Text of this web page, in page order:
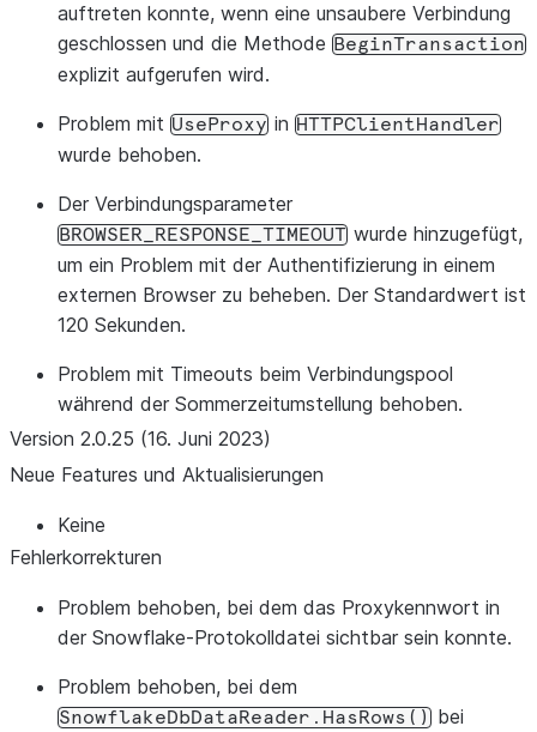
auftreten konnte, wenn eine unsaubere Verbindung
geschlossen und die Methode BeginTransaction
explizit aufgerufen wird.
Problem mit UseProxy in HTTPClientHandler
wurde behoben.
Der Verbindungsparameter
BROWSER_RESPONSE_TIMEOUT wurde hinzugefügt,
um ein Problem mit der Authentifizierung in einem
externen Browser zu beheben. Der Standardwert ist
120 Sekunden.
Problem mit Timeouts beim Verbindungspool
während der Sommerzeitumstellung behoben.
Version 2.0.25 (16. Juni 2023)
Neue Features und Aktualisierungen
Keine
Fehlerkorrekturen
Problem behoben, bei dem das Proxykennwort in
der Snowflake-Protokolldatei sichtbar sein konnte.
Problem behoben, bei dem
SnowflakeDbDataReader.HasRows() bei